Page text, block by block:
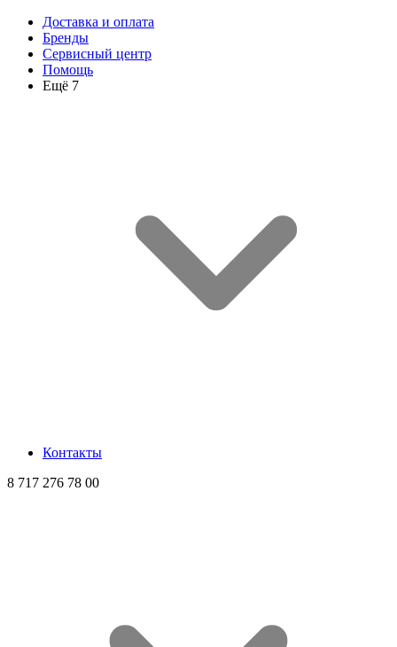
Доставка и оплата
Бренды
Сервисный центр
Помощь
Ещё 7
Контакты
8 717 276 78 00